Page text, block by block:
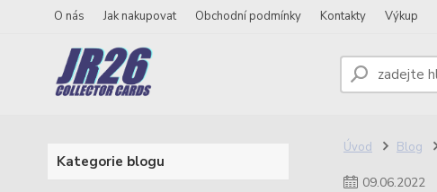
O nás Jak nakupovat Obchodní podmínky Kontakty Výkup
Kategorie blogu
Úvod Blog
09.06.2022